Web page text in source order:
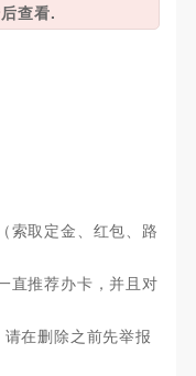
查看.
索取定金、红包、路
直推荐办卡，并且对
在删除之前先举报